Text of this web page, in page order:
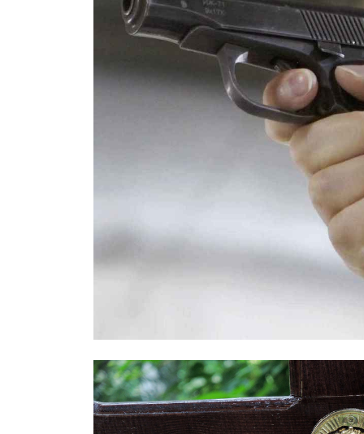
Правоохранители назвали
Москве: был конфликтным